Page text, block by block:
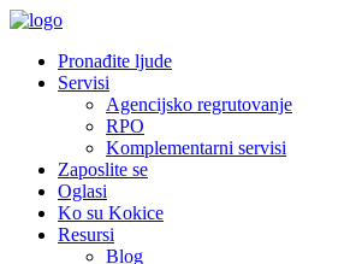
Pronađite ljude
Servisi
Agencijsko regrutovanje
RPO
Komplementarni servisi
Zaposlite se
Oglasi
Ko su Kokice
Resursi
Blog